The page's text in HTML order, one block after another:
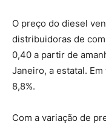
O preço do diesel
distribuidoras de
0,40 a partir de
Janeiro, a estatal.
8,8%.
Com a variação de